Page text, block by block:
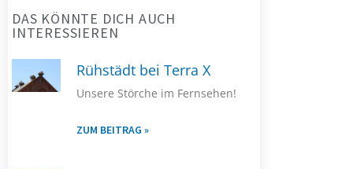
DAS KÖNNTE DICH AUCH
INTERESSIEREN
Rühstädt bei Terra X
Unsere Störche im Fernsehen!
ZUM BEITRAG »